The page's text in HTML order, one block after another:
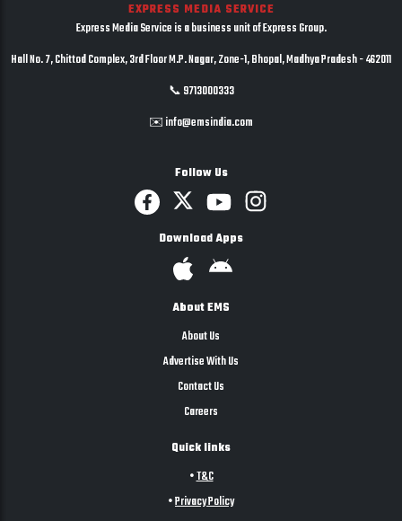
EXPRESS MEDIA SERVICE
Express Media Service is a business unit of Express Group.
Hall No. 7, Chittod Complex, 3rd Floor M.P. Nagar, Zone-1, Bhopal, Madhya Pradesh - 462011
📞 9713000333
✉️ info@emsindia.com
Follow Us
Download Apps
About EMS
About Us
Advertise With Us
Contact Us
Careers
Quick links
•T&C
•Privacy Policy